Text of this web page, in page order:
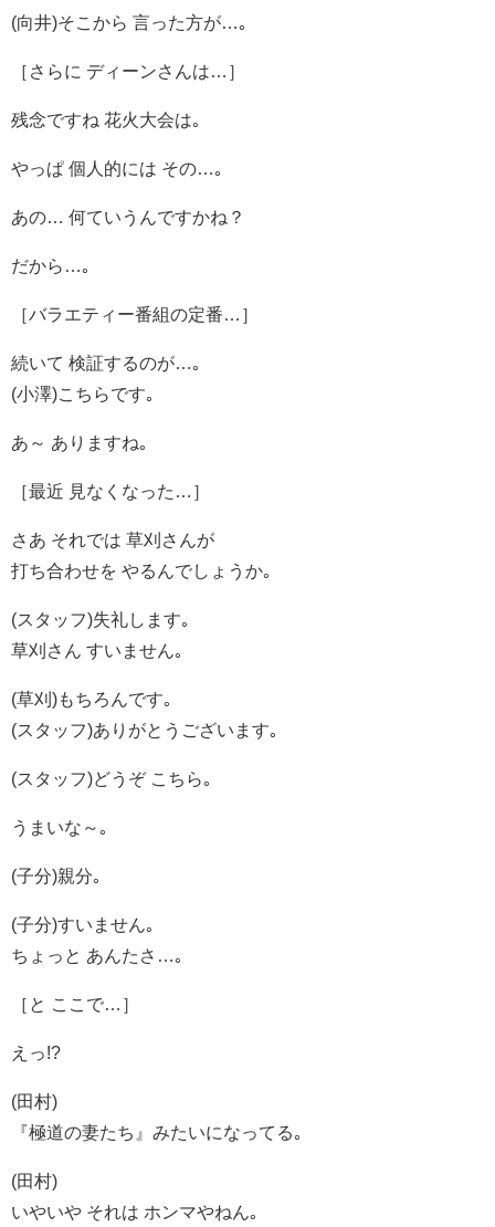
(向井)そこから 言った方が…｡
［さらに ディーンさんは…］
残念ですね 花火大会は｡
やっぱ 個人的には その…｡
あの… 何ていうんですかね？
だから…｡
［バラエティー番組の定番…］
続いて 検証するのが…｡
(小澤)こちらです｡
あ～ ありますね｡
［最近 見なくなった…］
さあ それでは 草刈さんが
打ち合わせを やるんでしょうか｡
(スタッフ)失礼します｡
草刈さん すいません｡
(草刈)もちろんです｡
(スタッフ)ありがとうございます｡
(スタッフ)どうぞ こちら｡
うまいな～｡
(子分)親分｡
(子分)すいません｡
ちょっと あんたさ…｡
［と ここで…］
えっ!?
(田村)
『極道の妻たち』みたいになってる｡
(田村)
いやいや それは ホンマやねん｡